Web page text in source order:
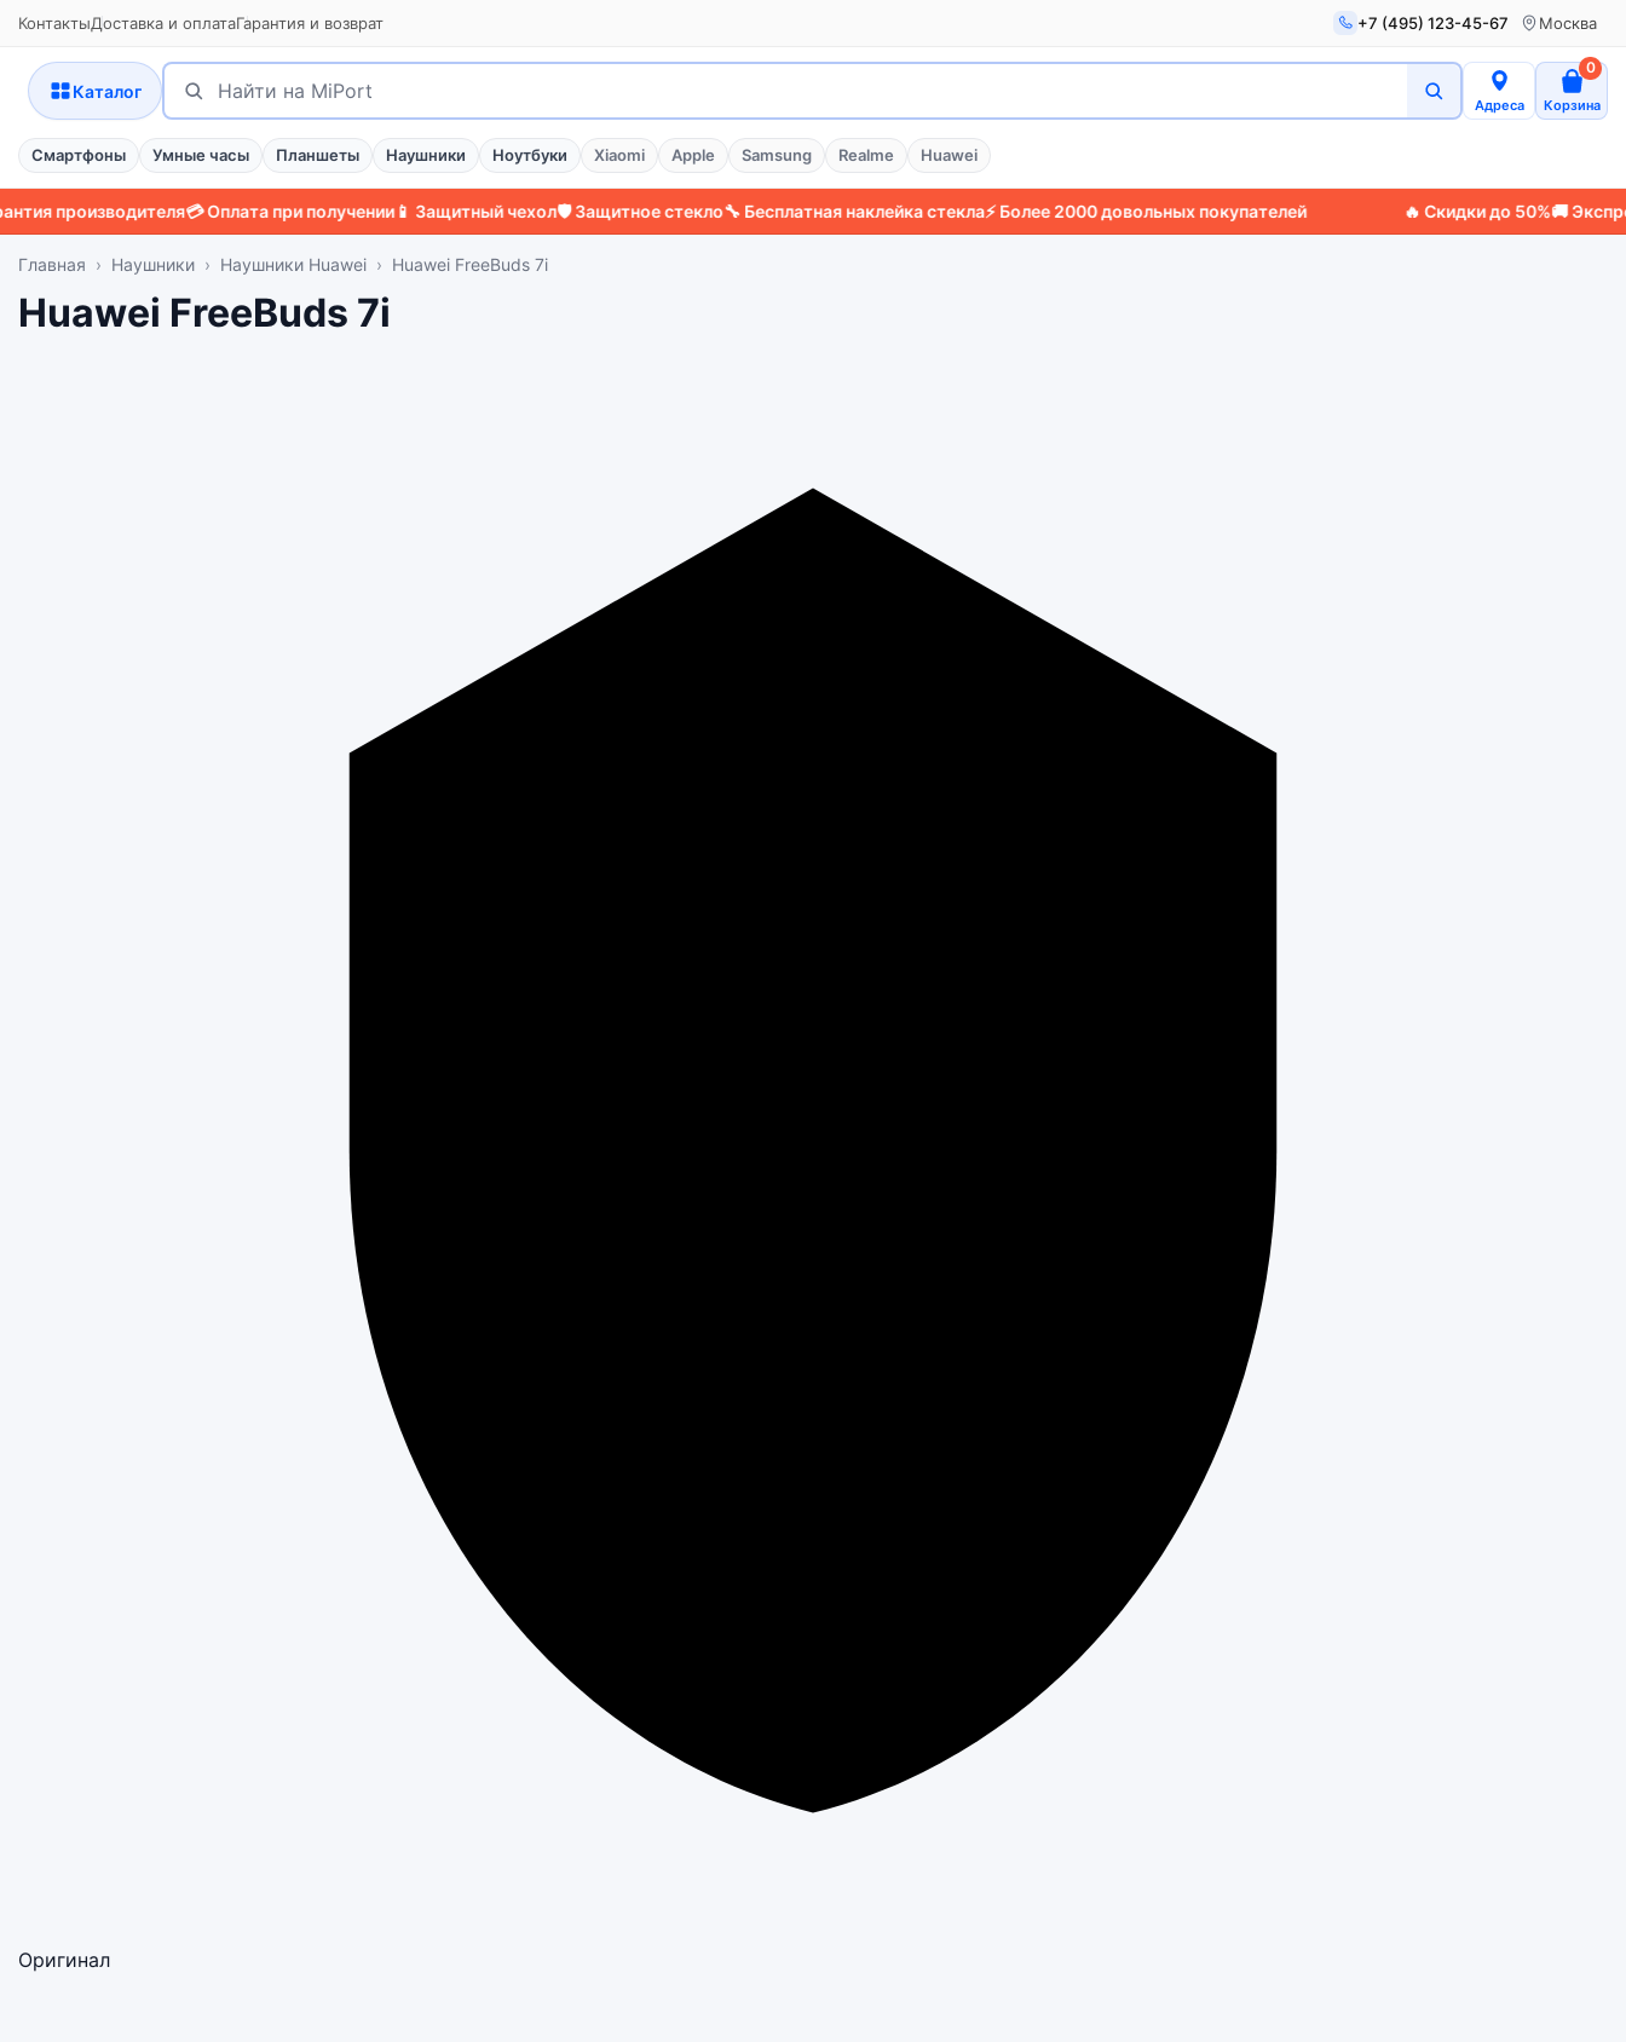
КонтактыДоставка и оплатаГарантия и возврат +7 (495) 123-45-67 Москва
Каталог
Поиск
Найти
Адреса Корзина
0
Смартфоны Умные часы Планшеты Наушники Ноутбуки Xiaomi Apple Samsung Realme Huawei
производителя💳 Оплата при получении📱 Защитный чехол 🛡️ Защитное стекло🔧 Бесплатная наклейка стекла⚡ Более 2000 довольных покупателей 🔥 Скидки до 50%🚚 Экспресс-
Главная Наушники Наушники Huawei Huawei FreeBuds 7i
Huawei FreeBuds 7i
Оригинал